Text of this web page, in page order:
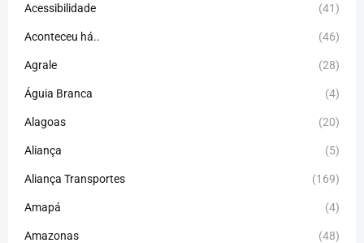
Acessibilidade (41)
Aconteceu há.. (46)
Agrale (28)
Águia Branca (4)
Alagoas (20)
Aliança (5)
Aliança Transportes (169)
Amapá (4)
Amazonas (48)